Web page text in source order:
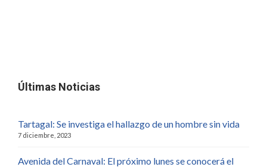
Últimas Noticias
Tartagal: Se investiga el hallazgo de un hombre sin vida
7 diciembre, 2023
Avenida del Carnaval: El próximo lunes se conocerá el